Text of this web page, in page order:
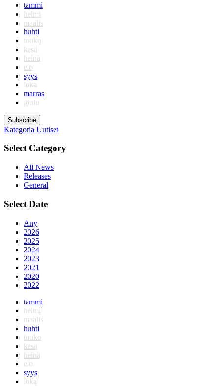
tammi
helmi
maalis
huhti
touko
kesä
heinä
elo
syys
loka
marras
joulu
Subscribe
Kategoria Uutiset
Select Category
All News
Releases
General
Select Date
Any
2026
2025
2024
2023
2021
2020
2022
tammi
helmi
maalis
huhti
touko
kesä
heinä
elo
syys
loka